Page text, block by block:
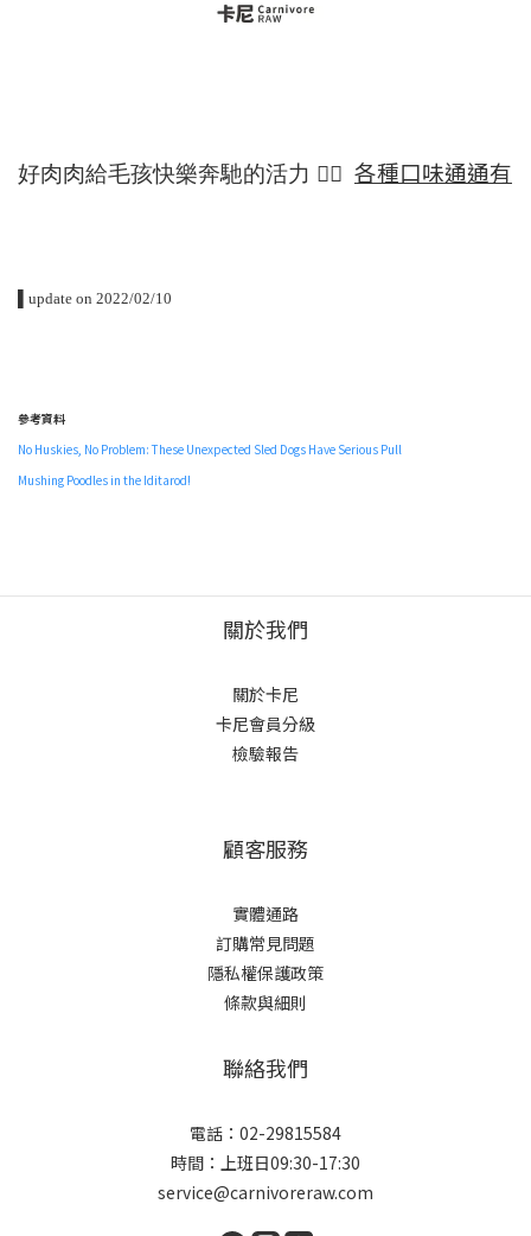
好肉肉給毛孩快樂奔馳的活力 👉🏻 各種口味通通有
update on 2022/02/10⠀
參考資料
No Huskies, No Problem: These Unexpected Sled Dogs Have Serious Pull
Mushing Poodles in the Iditarod!
關於我們
關於卡尼
卡尼會員分級
檢驗報告
顧客服務
實體通路
訂購常見問題
隱私權保護政策
條款與細則
聯絡我們
電話：02-29815584
時間：上班日09:30-17:30
service@carnivoreraw.com